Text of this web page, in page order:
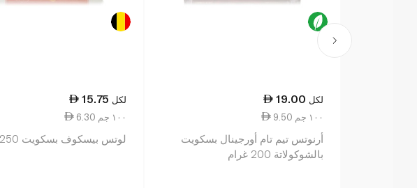
19.00 لكل
9.50 ١٠٠ جم
أرنوتس تيم تام أورجينال بسكويت
بالشوكولاتة 200 غرام
15.75 لكل
6.30 ١٠٠ جم
لوتس بيسكوف بسكويت 250 غرام